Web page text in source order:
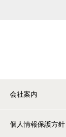
会社案内
個人情報保護方針